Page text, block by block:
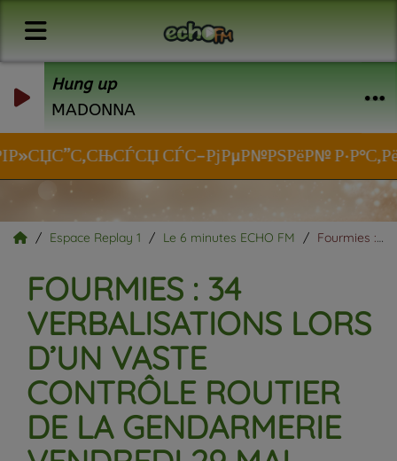
Hung up
MADONNA
СЃС–РјРµР№РЅРёР№
Espace Replay 1 Le 6 minutes ECHO FM Fourmies : 34 verbalisations lors d’un vaste contrôle routier de la Gendarmerie vendredi 29 mai.
FOURMIES : 34
VERBALISATIONS LORS
D’UN VASTE
CONTRÔLE ROUTIER
DE LA GENDARMERIE